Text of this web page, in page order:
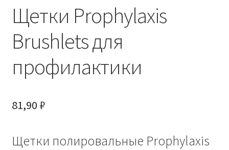
Щетки Prophylaxis
Brushlets для
профилактики
81,90 ₽
Щетки полировальные Prophylaxis